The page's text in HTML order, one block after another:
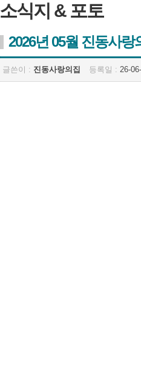
소식지 & 포토
2026년 05월 진동사랑
글쓴이 : 진동사랑의집 등록일 : 26-